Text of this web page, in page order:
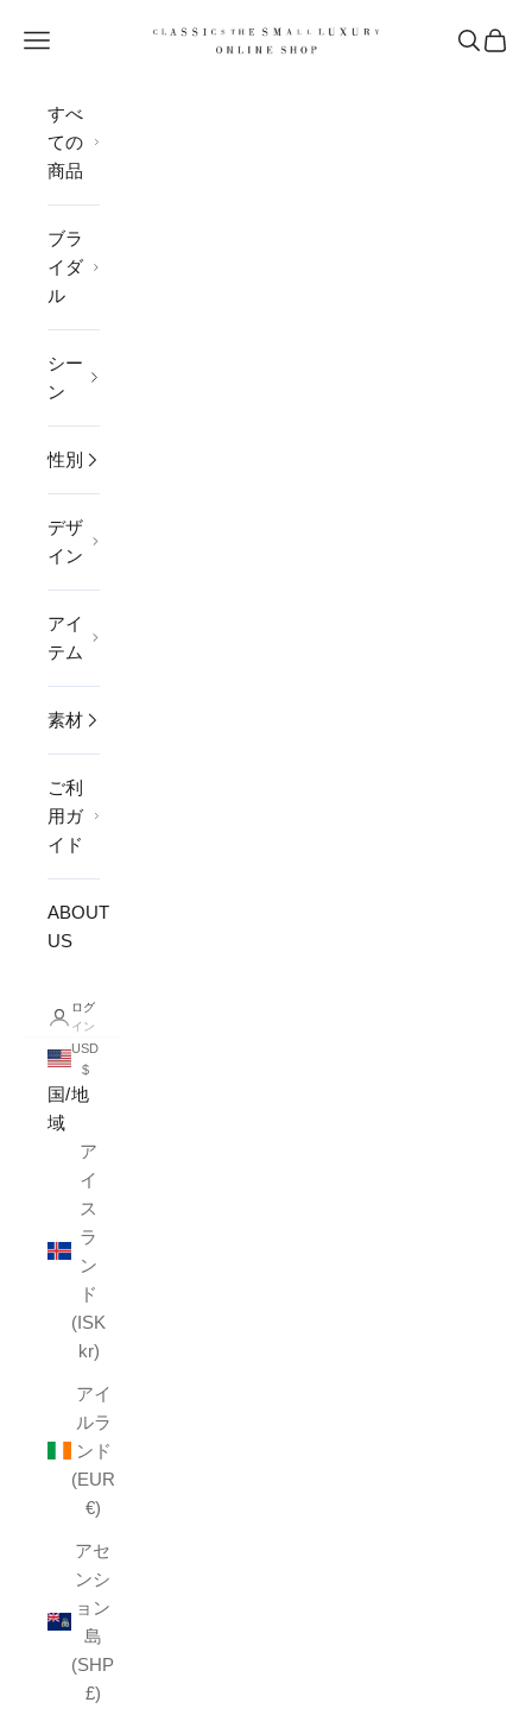
CLASSICS the Small Luxury
メニューを開く 検索を開
カー
すべ
ての
商品
ブラ
イダ
ル
シー
ン
性別
デザ
イン
アイ
テム
素材
ご利
用ガ
イド
ABOUT
US
ログ
イン
USD
$
国/地
域
ア
イ
ス
ラ
ン
ド
(ISK
kr)
アイ
ルラ
ンド
(EUR
€)
アセ
ンシ
ョン
島
(SHP
£)